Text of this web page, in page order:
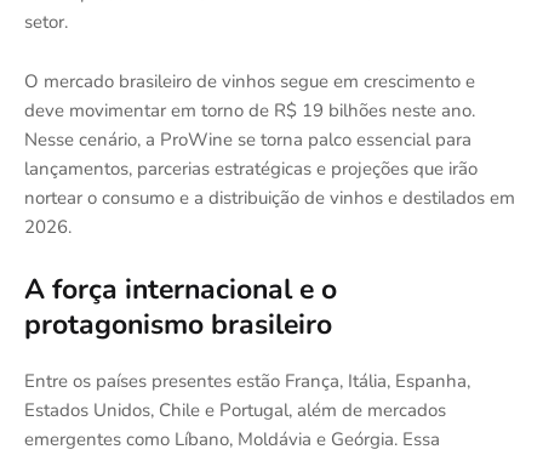
setor.
O mercado brasileiro de vinhos segue em crescimento e
deve movimentar em torno de R$ 19 bilhões neste ano.
Nesse cenário, a ProWine se torna palco essencial para
lançamentos, parcerias estratégicas e projeções que irão
nortear o consumo e a distribuição de vinhos e destilados em
2026.
A força internacional e o
protagonismo brasileiro
Entre os países presentes estão França, Itália, Espanha,
Estados Unidos, Chile e Portugal, além de mercados
emergentes como Líbano, Moldávia e Geórgia. Essa